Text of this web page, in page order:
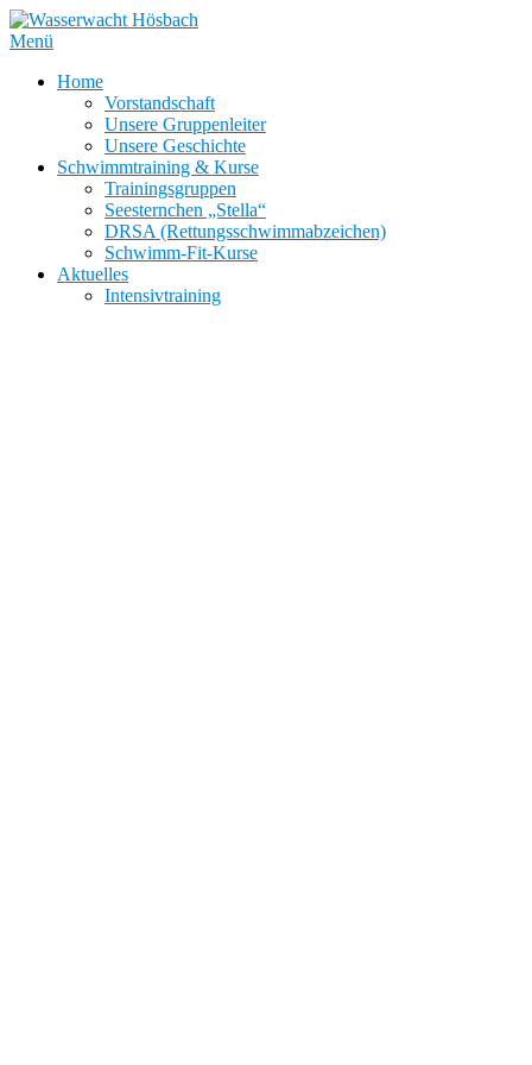
Zum
Inhalt
Menü
Home
Vorstandschaft
Unsere Gruppenleiter
Unsere Geschichte
Schwimmtraining & Kurse
Trainingsgruppen
Seesternchen „Stella“
DRSA (Rettungsschwimmabzeichen)
Schwimm-Fit-Kurse
Aktuelles
Intensivtraining